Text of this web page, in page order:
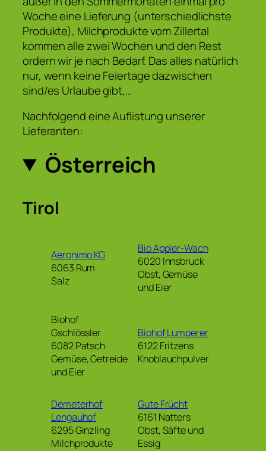
Woche eine Lieferung (unterschiedlichste
Produkte), Milchprodukte vom Zillertal
kommen alle zwei Wochen und den Rest
ordern wir je nach Bedarf. Das alles natürlich
nur, wenn keine Feiertage dazwischen
sind/es Urlaube gibt,…
Nachfolgend eine Auflistung unserer
Lieferanten:
Österreich
Tirol
Aeronimo KG
6063 Rum
Salz
Bio Appler-Wach
6020 Innsbruck
Obst, Gemüse
und Eier
Biohof
Gschlössler
6082 Patsch
Gemüse, Getreide
und Eier
Biohof Lumperer
6122 Fritzens
Knoblauchpulver
Demeterhof
Lengauhof
6295 Ginzling
Milchprodukte
Gute Frücht
6161 Natters
Obst, Säfte und
Essig